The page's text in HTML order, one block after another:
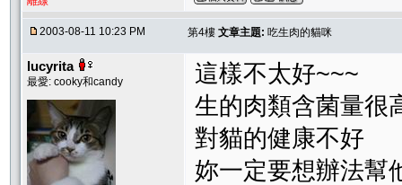
2003-08-11 10:23 PM 第4樓 文章主題: 吃生肉的貓咪
lucyrita
最愛: cooky和candy
這樣不太好~~~
生的肉類含菌量很
對貓的健康不好
妳一定要想辦法幫